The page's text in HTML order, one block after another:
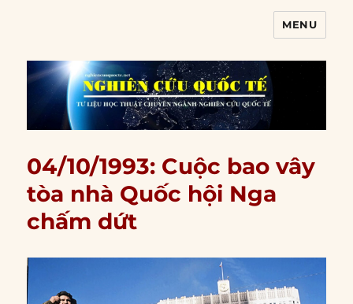
MENU
04/10/1993: Cuộc bao vây
tòa nhà Quốc hội Nga
chấm dứt